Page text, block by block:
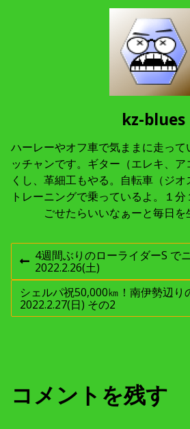
kz-blues
ハーレーやオフ車で気ままに走っ
ッチャンです。ギター（エレキ、
くし、革細工もやる。自転車（ジ
トレーニングで乗っているよ。１
ごせたらいいなぁーと毎日を
投
稿
ナ
ゲ
前
の
投
稿
:
4週間ぶりのローライダーS で
2022.2.26(土)
次
の
シェルパ祝50,000㎞！南伊勢辺り
2022.2.27(日) その2
コメントを残す